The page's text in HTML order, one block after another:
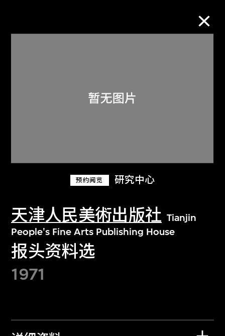
预约阅览 研究中心
天津人民美術出版社 Tianjin
People's Fine Arts Publishing House
报头资料选
1971
关于M+藏品
探索世界顶级的二十及二十一世纪视觉
文化藏品。